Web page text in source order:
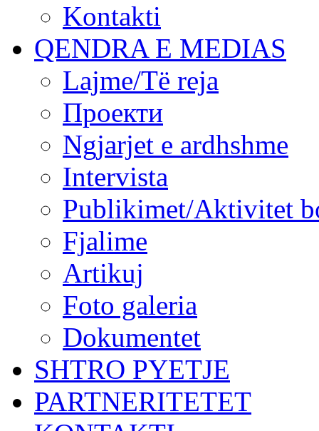
Kontakti
QENDRA E MEDIAS
Lajme/Të reja
Проекти
Ngjarjet e ardhshme
Intervista
Publikimet/Aktivitet
Fjalime
Artikuj
Foto galeria
Dokumentet
SHTRO PYETJE
PARTNERITETET